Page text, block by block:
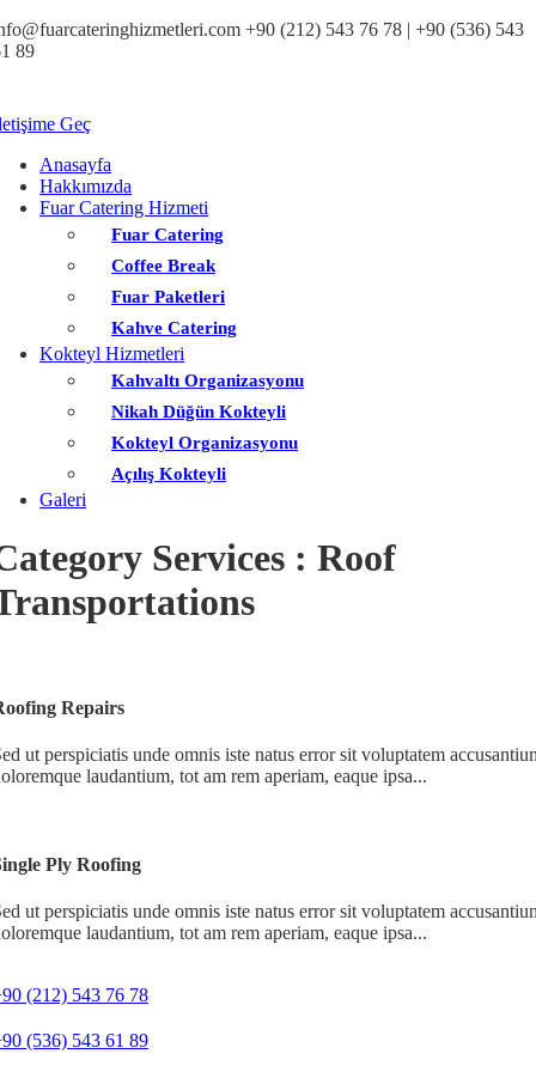
+90 (212) 543 76 78‬ | +90 (536) 543
89‬
Geç
Anasayfa
Hakkımızda
Fuar Catering Hizmeti
Fuar Catering
Coffee Break
Fuar Paketleri
Kahve Catering
Kokteyl Hizmetleri
Kahvaltı Organizasyonu
Nikah Düğün Kokteyli
Kokteyl Organizasyonu
Açılış Kokteyli
Galeri
Services : Roof
Repairs
ut perspiciatis unde omnis iste natus error sit voluptatem
laudantium, tot am rem aperiam, eaque ipsa...
Ply Roofing
ut perspiciatis unde omnis iste natus error sit voluptatem
laudantium, tot am rem aperiam, eaque ipsa...
(212) 543 76 78‬
(536) 543 61 89‬